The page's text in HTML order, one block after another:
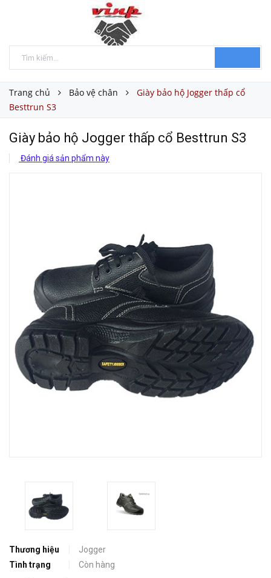
Trang chủ Bảo vệ chân
Giày bảo hộ Jogger thấp cổ
Besttrun S3
Giày bảo hộ Jogger thấp cổ Besttrun S3
Đánh giá sản phẩm này
Thương hiệu
Jogger
Tình trạng
Còn hàng